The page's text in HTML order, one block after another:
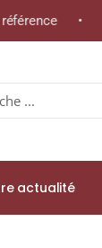
• -2%
actualité